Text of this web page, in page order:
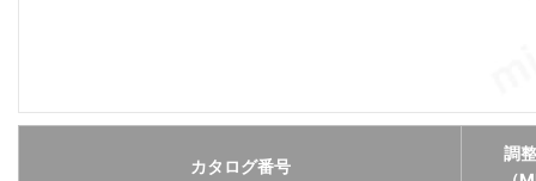
カタログ番号
調